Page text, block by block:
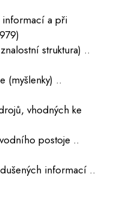
informací a při
struktura) ..
(myšlenky) ..
vhodných ke
postoje ..
informací ..